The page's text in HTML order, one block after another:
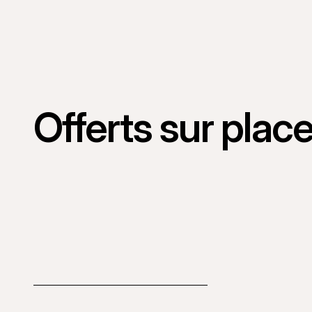
Offerts sur